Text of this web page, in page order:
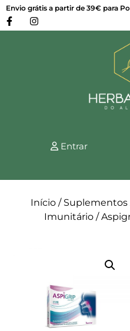
Envio grátis a partir de 39€ para
Entrar
Início /
Imunitário /